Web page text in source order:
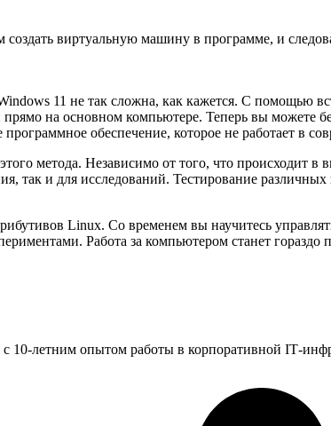
виртуальную машину в программе, и
11 не так сложна, как кажется. С помощью
на основном компьютере. Теперь вы можете
обеспечение, которое не работает в
метода. Независимо от того, что происходит
так и для исследований. Тестирование
Linux. Со временем вы научитесь
Работа за компьютером станет
10‑летним опытом работы в корпоративной